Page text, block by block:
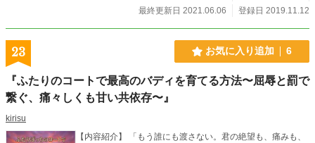
最終更新日 2021.06.06 登録日 2019.11.12
23 お気に入り追加 6
『ふたりのコートで最高のバディを育てる方法〜屈辱と罰で
繋ぐ、痛々しくも甘い共依存〜』
kirisu
【内容紹介】 「もう誰にも渡さない。君の絶望も、痛みも、